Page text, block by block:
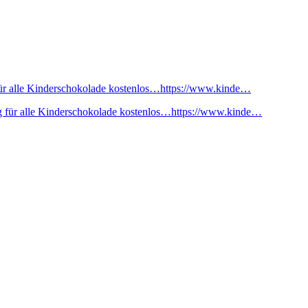
alle Kinderschokolade kostenlos…https://www.kinde…
für alle Kinderschokolade kostenlos…https://www.kinde…